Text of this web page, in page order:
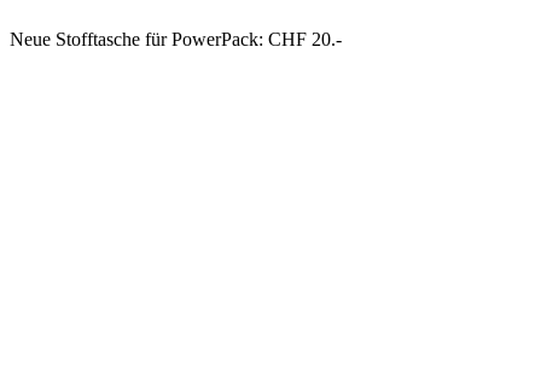
Neue Stofftasche für PowerPack: CHF 20.-